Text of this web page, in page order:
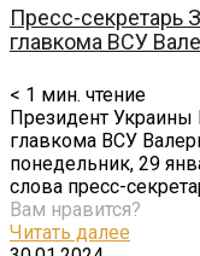
Пресс-секретарь
главкома ВСУ
< 1 мин. чтение
Президент Украины
главкома ВСУ
понедельник, 29
слова пресс-
Вам нравится?
Читать далее